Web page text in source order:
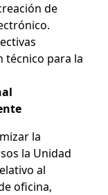
de
técnico para la
la
la Unidad
al
oficina,